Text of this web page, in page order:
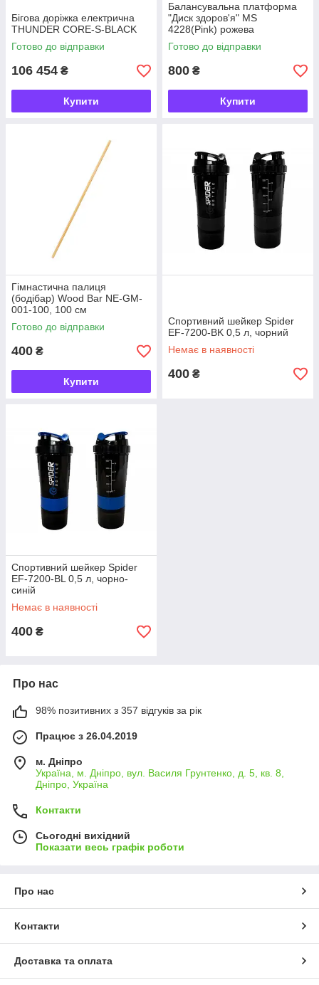
Бігова доріжка електрична
THUNDER CORE-S-BLACK
Готово до відправки
106 454 ₴
Купити
Балансувальна платформа
"Диск здоров'я" MS
4228(Pink) рожева
Готово до відправки
800 ₴
Купити
Гімнастична палиця
(бодібар) Wood Bar NE-GM-
001-100, 100 см
Готово до відправки
400 ₴
Купити
Спортивний шейкер Spider
EF-7200-BK 0,5 л, чорний
Немає в наявності
400 ₴
Спортивний шейкер Spider
EF-7200-BL 0,5 л, чорно-
синій
Немає в наявності
400 ₴
Про нас
98% позитивних з 357 відгуків за рік
Працює з 26.04.2019
м. Дніпро
Україна, м. Дніпро, вул. Василя Грунтенко, д. 5, кв. 8,
Дніпро, Україна
Контакти
Сьогодні вихідний
Показати весь графік роботи
Про нас
Контакти
Доставка та оплата